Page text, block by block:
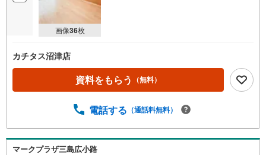
画像36枚
カチタス沼津店
資料をもらう （無料）
電話する （通話料無料）
マークプラザ三島広小路